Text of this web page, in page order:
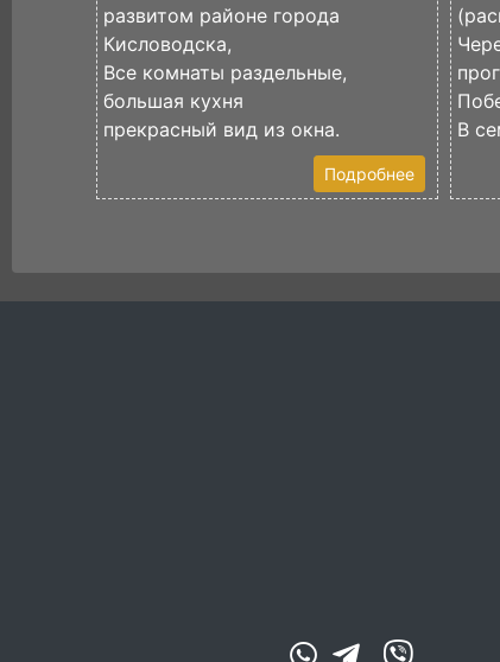
развитом районе города
Кисловодска,
Все комнаты раздельные,
большая кухня
прекрасный вид из окна.
Подробнее
В